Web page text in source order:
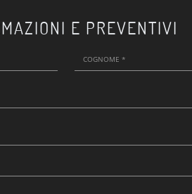
E PREVENTIVI